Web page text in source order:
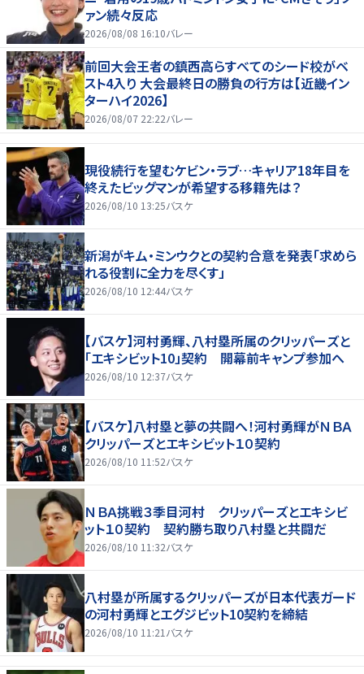
ァン続々反応
2026/08/08 16:10バレー
前回大会王者の鎮西高らすべてのシード校がベ
スト4入り 大会最終日の勝負の行方は【近畿イン
ターハイ2026】
2026/08/07 22:22バレー
現役続行を望むケビン・ラブ…キャリア18年目を
終えたビッグマンが希望する移籍先は？
2026/08/10 13:25バスケ
新潟がキム・ミンウクとの契約合意を発表「求めら
れる役割に全力を尽くす」
2026/08/10 12:44バスケ
【バスケ】河村勇輝、八村塁所属のクリッパーズと
「エキシビット10」契約 開幕前キャンプ参加へ
2026/08/10 12:37バスケ
【バスケ】八村塁と夢の共闘へ！河村勇輝がＮＢＡ
クリッパーズとエキシビット１０契約
2026/08/10 11:52バスケ
ＮＢＡ挑戦３季目河村 クリッパーズとエキシビ
ット１０契約 契約勝ち取り八村塁と共闘だ
2026/08/10 11:32バスケ
八村塁が所属するクリッパーズが日本代表ガード
の河村勇輝とエグジビット10契約を締結
2026/08/10 11:21 バスケ